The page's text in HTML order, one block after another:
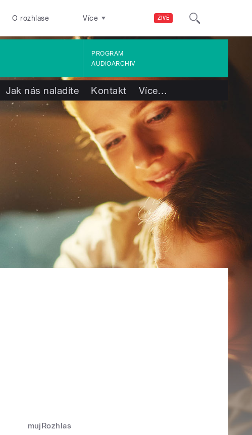
ŽIVĚ
O rozhlase Více
PROGRAM
AUDIOARCHIV
Jak nás naladíte Kontakt Více…
mujRozhlas